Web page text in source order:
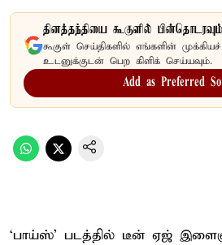
தினத்தந்தியை கூகுளில் பின்தொடரவும்
கூகுள் செய்திகளில் எங்களின்
உடனுக்குடன் பெற கிளிக் செய்யவும்.
Add as Preferred
‘பாய்ஸ்’ படத்தில் டீன் ஏஜ்